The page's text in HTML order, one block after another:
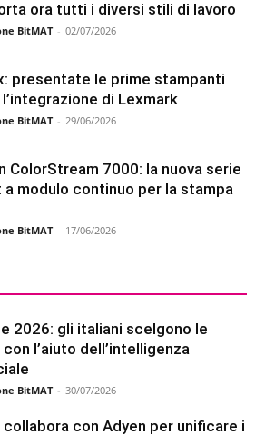
ora tutti i diversi stili di lavoro
BitMAT - 02/07/2026
presentate le prime stampanti
di Lexmark
BitMAT - 29/06/2026
ColorStream 7000: la nuova serie
a modulo continuo per la stampa
BitMAT - 17/06/2026
2026: gli italiani scelgono le
l’aiuto dell’intelligenza
BitMAT - 30/07/2026
collabora con Adyen per unificare i